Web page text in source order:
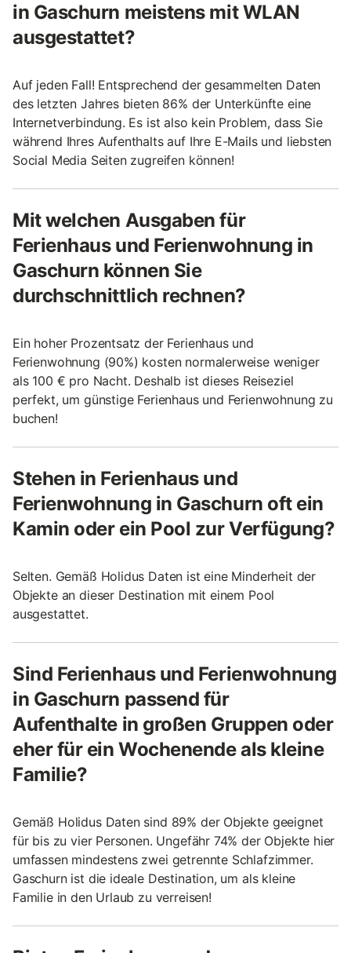
in Gaschurn meistens mit WLAN
ausgestattet?
Auf jeden Fall! Entsprechend der gesammelten Daten
des letzten Jahres bieten 86% der Unterkünfte eine
Internetverbindung. Es ist also kein Problem, dass Sie
während Ihres Aufenthalts auf Ihre E-Mails und liebsten
Social Media Seiten zugreifen können!
Mit welchen Ausgaben für
Ferienhaus und Ferienwohnung in
Gaschurn können Sie
durchschnittlich rechnen?
Ein hoher Prozentsatz der Ferienhaus und
Ferienwohnung (90%) kosten normalerweise weniger
als 100 € pro Nacht. Deshalb ist dieses Reiseziel
perfekt, um günstige Ferienhaus und Ferienwohnung zu
buchen!
Stehen in Ferienhaus und
Ferienwohnung in Gaschurn oft ein
Kamin oder ein Pool zur Verfügung?
Selten. Gemäß Holidus Daten ist eine Minderheit der
Objekte an dieser Destination mit einem Pool
ausgestattet.
Sind Ferienhaus und Ferienwohnung
in Gaschurn passend für
Aufenthalte in großen Gruppen oder
eher für ein Wochenende als kleine
Familie?
Gemäß Holidus Daten sind 89% der Objekte geeignet
für bis zu vier Personen. Ungefähr 74% der Objekte hier
umfassen mindestens zwei getrennte Schlafzimmer.
Gaschurn ist die ideale Destination, um als kleine
Familie in den Urlaub zu verreisen!